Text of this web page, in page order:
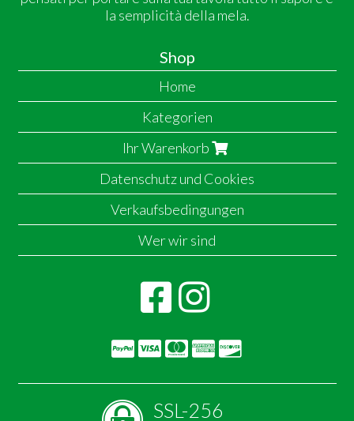
la semplicità della mela.
Shop
Home
Kategorien
Ihr Warenkorb
Datenschutz und Cookies
Verkaufsbedingungen
Wer wir sind
SSL-256